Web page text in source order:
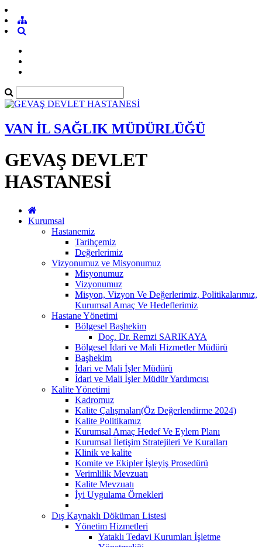
VAN İL SAĞLIK MÜDÜRLÜĞÜ
GEVAŞ DEVLET
HASTANESİ
Kurumsal
Hastanemiz
Tarihçemiz
Değerlerimiz
Vizyonumuz ve Misyonumuz
Misyonumuz
Vizyonumuz
Misyon, Vizyon Ve Değerlerimiz, Politikalarımız,
Kurumsal Amaç Ve Hedeflerimiz
Hastane Yönetimi
Bölgesel Başhekim
Doç. Dr. Remzi SARIKAYA
Bölgesel İdari ve Mali Hizmetler Müdürü
Başhekim
İdari ve Mali İşler Müdürü
İdari ve Mali İşler Müdür Yardımcısı
Kalite Yönetimi
Kadromuz
Kalite Çalışmaları(Öz Değerlendirme 2024)
Kalite Politikamız
Kurumsal Amaç Hedef Ve Eylem Planı
Kurumsal İletişim Stratejileri Ve Kuralları
Klinik ve kalite
Komite ve Ekipler İşleyiş Prosedürü
Verimlilik Mevzuatı
Kalite Mevzuatı
İyi Uygulama Örnekleri
Dış Kaynaklı Döküman Listesi
Yönetim Hizmetleri
Yataklı Tedavi Kurumları İşletme